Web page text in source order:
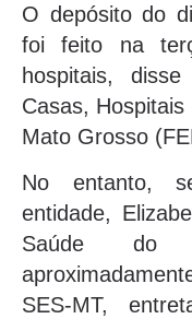
O depósito do
foi feito na
hospitais,
Casas,
Mato Grosso
No entanto,
entidade,
Saúde do
SES-MT,